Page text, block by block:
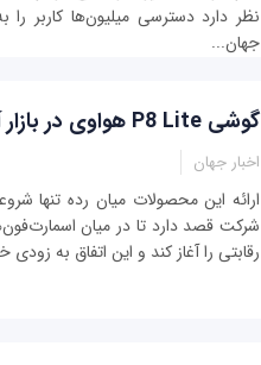
نظر دارد دسترسی میلیون‌ها کاربر
جهان...
گوشی P8 Lite هواوی در بازار آمریکا
اخبار جهان
ارائه این محصولات میان رده تنها
شرکت قصد دارد تا در میان
رقابتی را آغاز کند و این اتفاق به زودی